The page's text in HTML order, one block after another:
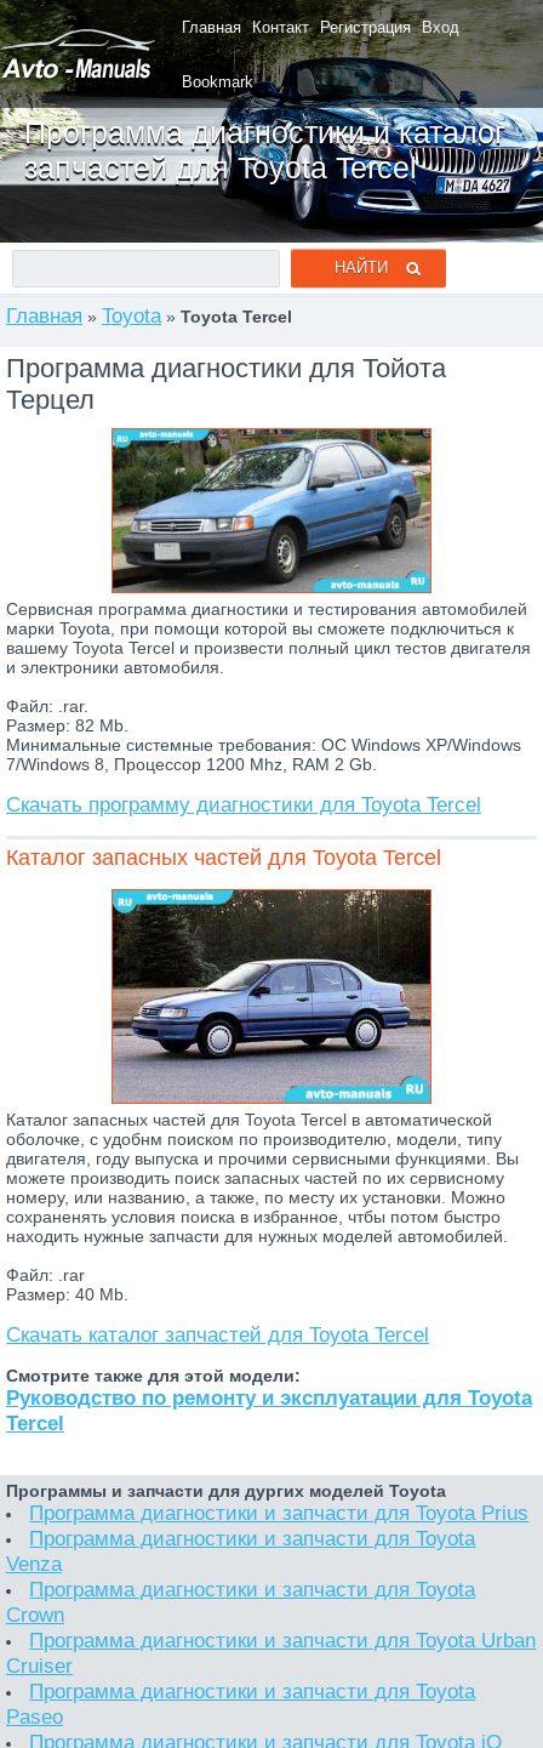
Главная Контакт Регистрация Вход
Bookmark
Программа диагностики и каталог
запчастей для Toyota Tercel
Главная » Toyota » Toyota Tercel
Программа диагностики для Тойота
Терцел
Сервисная программа диагностики и тестирования автомобилей
марки Toyota, при помощи которой вы сможете подключиться к
вашему Toyota Tercel и произвести полный цикл тестов двигателя
и электроники автомобиля.
Файл: .rar.
Размер: 82 Mb.
Минимальные системные требования: ОС Windows XP/Windows
7/Windows 8, Процессор 1200 Mhz, RAM 2 Gb.
Скачать программу диагностики для Toyota Tercel
Каталог запасных частей для Toyota Tercel
Каталог запасных частей для Toyota Tercel в автоматической
оболочке, с удобнм поиском по производителю, модели, типу
двигателя, году выпуска и прочими сервисными функциями. Вы
можете производить поиск запасных частей по их сервисному
номеру, или названию, а также, по месту их установки. Можно
сохраненять условия поиска в избранное, чтбы потом быстро
находить нужные запчасти для нужных моделей автомобилей.
Файл: .rar
Размер: 40 Mb.
Скачать каталог запчастей для Toyota Tercel
Смотрите также для этой модели:
Руководство по ремонту и эксплуатации для Toyota
Tercel
Программы и запчасти для дургих моделей Toyota
Программа диагностики и запчасти для Toyota Prius
Программа диагностики и запчасти для Toyota
Venza
Программа диагностики и запчасти для Toyota
Crown
Программа диагностики и запчасти для Toyota Urban
Cruiser
Программа диагностики и запчасти для Toyota
Paseo
Программа диагностики и запчасти для Toyota iQ